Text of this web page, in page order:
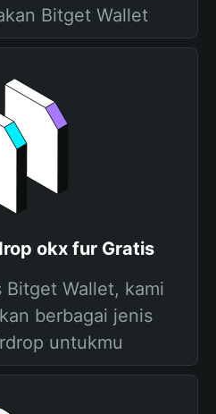
Bitget Wallet
okx fur Gratis
Bitget Wallet, kami
berbagai jenis
untukmu